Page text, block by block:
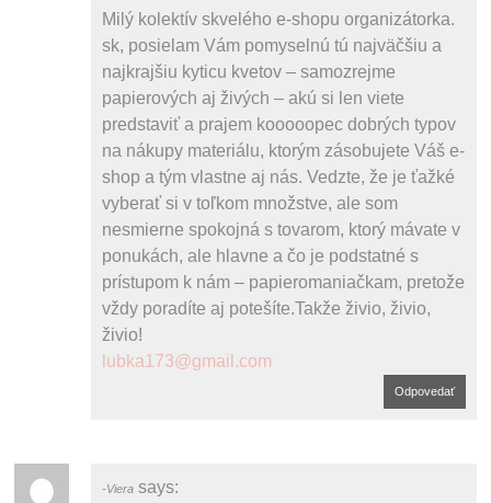
Milý kolektív skvelého e-shopu organizátorka.
sk, posielam Vám pomyselnú tú najväčšiu a
najkrajšiu kyticu kvetov – samozrejme
papierových aj živých – akú si len viete
predstaviť a prajem kooooopec dobrých typov
na nákupy materiálu, ktorým zásobujete Váš e-
shop a tým vlastne aj nás. Vedzte, že je ťažké
vyberať si v toľkom množstve, ale som
nesmierne spokojná s tovarom, ktorý mávate v
ponukách, ale hlavne a čo je podstatné s
prístupom k nám – papieromaniačkam, pretože
vždy poradíte aj potešíte.Takže živio, živio,
živio!
lubka173@gmail.com
Odpovedať
Viera says: